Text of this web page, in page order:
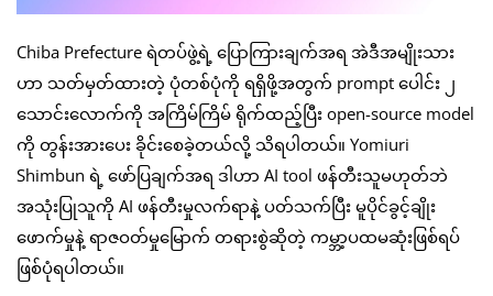
Chiba Prefecture ရဲတပ်ဖွဲ့ရဲ့ ပြောကြားချက်အရ အဲဒီအမျိုးသား
ဟာ သတ်မှတ်ထားတဲ့ ပုံတစ်ပုံကို ရရှိဖို့အတွက် prompt ပေါင်း ၂
သောင်းလောက်ကို အကြိမ်ကြိမ် ရိုက်ထည့်ပြီး open-source model
ကို တွန်းအားပေး ခိုင်းစေခဲ့တယ်လို့ သိရပါတယ်။ Yomiuri
Shimbun ရဲ့ ဖော်ပြချက်အရ ဒါဟာ AI tool ဖန်တီးသူမဟုတ်ဘဲ
အသုံးပြုသူကို AI ဖန်တီးမှုလက်ရာနဲ့ ပတ်သက်ပြီး မူပိုင်ခွင့်ချိုး
ဖောက်မှုနဲ့ ရာဇဝတ်မှုမြောက် တရားစွဲဆိုတဲ့ ကမ္ဘာ့ပထမဆုံးဖြစ်ရပ်
ဖြစ်ပုံရပါတယ်။